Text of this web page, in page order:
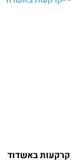
קרקעות באשדוד